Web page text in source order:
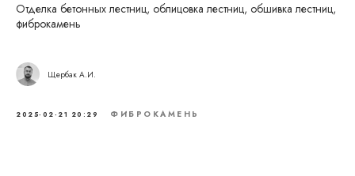
Отделка бетонных лестниц, облицовка лестниц, обшивка лестниц,
фиброкамень
Щербак А.И.
2025-02-21 20:29 ФИБРОКАМЕНЬ